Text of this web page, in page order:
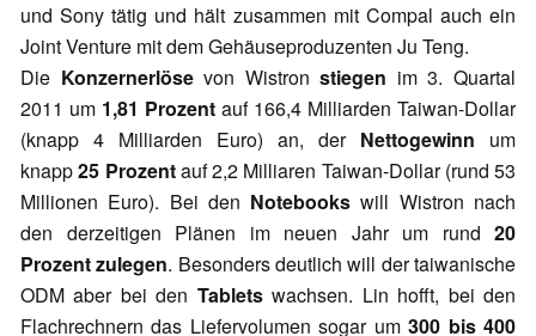
und Sony tätig und hält zusammen mit Compal auch ein
Joint Venture mit dem Gehäuseproduzenten Ju Teng.
Die Konzernerlösevon Wistronstiegen im 3. Quartal
2011 um 1,81 Prozent auf 166,4 Milliarden Taiwan-Dollar
(knapp 4 Milliarden Euro) an, der Nettogewinn um
knapp25 Prozentauf 2,2 Milliaren Taiwan-Dollar (rund 53
Millionen Euro). Bei den Notebooks will Wistron nach
den derzeitigen Plänen im neuen Jahr um rund 20
Prozent zulegen. Besonders deutlich will der taiwanische
ODM aber bei den Tabletswachsen. Lin hofft, bei den
Flachrechnern das Liefervolumen sogar um300 bis 400